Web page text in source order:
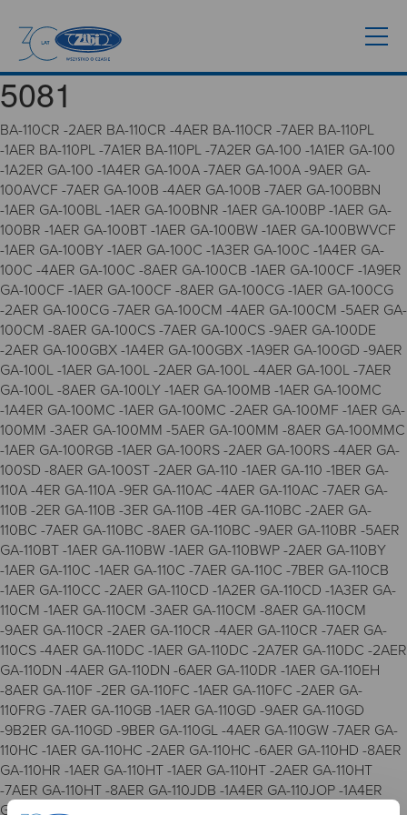
5081
BA-110CR -2AER BA-110CR -4AER BA-110CR -7AER BA-110PL
-1AER BA-110PL -7A1ER BA-110PL -7A2ER GA-100 -1A1ER GA-100
-1A2ER GA-100 -1A4ER GA-100A -7AER GA-100A -9AER GA-
100AVCF -7AER GA-100B -4AER GA-100B -7AER GA-100BBN
-1AER GA-100BL -1AER GA-100BNR -1AER GA-100BP -1AER GA-
100BR -1AER GA-100BT -1AER GA-100BW -1AER GA-100BWVCF
-1AER GA-100BY -1AER GA-100C -1A3ER GA-100C -1A4ER GA-
100C -4AER GA-100C -8AER GA-100CB -1AER GA-100CF -1A9ER
GA-100CF -1AER GA-100CF -8AER GA-100CG -1AER GA-100CG
-2AER GA-100CG -7AER GA-100CM -4AER GA-100CM -5AER GA-
100CM -8AER GA-100CS -7AER GA-100CS -9AER GA-100DE
-2AER GA-100GBX -1A4ER GA-100GBX -1A9ER GA-100GD -9AER
GA-100L -1AER GA-100L -2AER GA-100L -4AER GA-100L -7AER
GA-100L -8AER GA-100LY -1AER GA-100MB -1AER GA-100MC
-1A4ER GA-100MC -1AER GA-100MC -2AER GA-100MF -1AER GA-
100MM -3AER GA-100MM -5AER GA-100MM -8AER GA-100MMC
-1AER GA-100RGB -1AER GA-100RS -2AER GA-100RS -4AER GA-
100SD -8AER GA-100ST -2AER GA-110 -1AER GA-110 -1BER GA-
110A -4ER GA-110A -9ER GA-110AC -4AER GA-110AC -7AER GA-
110B -2ER GA-110B -3ER GA-110B -4ER GA-110BC -2AER GA-
110BC -7AER GA-110BC -8AER GA-110BC -9AER GA-110BR -5AER
GA-110BT -1AER GA-110BW -1AER GA-110BWP -2AER GA-110BY
-1AER GA-110C -1AER GA-110C -7AER GA-110C -7BER GA-110CB
-1AER GA-110CC -2AER GA-110CD -1A2ER GA-110CD -1A3ER GA-
110CM -1AER GA-110CM -3AER GA-110CM -8AER GA-110CM
-9AER GA-110CR -2AER GA-110CR -4AER GA-110CR -7AER GA-
110CS -4AER GA-110DC -1AER GA-110DC -2A7ER GA-110DC -2AER
GA-110DN -4AER GA-110DN -6AER GA-110DR -1AER GA-110EH
-8AER GA-110F -2ER GA-110FC -1AER GA-110FC -2AER GA-
110FRG -7AER GA-110GB -1AER GA-110GD -9AER GA-110GD
-9B2ER GA-110GD -9BER GA-110GL -4AER GA-110GW -7AER GA-
110HC -1AER GA-110HC -2AER GA-110HC -6AER GA-110HD -8AER
GA-110HR -1AER GA-110HT -1AER GA-110HT -2AER GA-110HT
-7AER GA-110HT -8AER GA-110JDB -1A4ER GA-110JOP -1A4ER
GA-110LL -1AER GA-110LN -1AER GA-110LN -2AER GA-110LN